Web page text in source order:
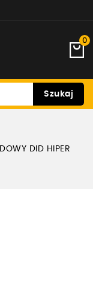
0
Szukaj
DID HIPER